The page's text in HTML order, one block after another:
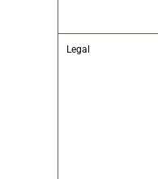
Legal